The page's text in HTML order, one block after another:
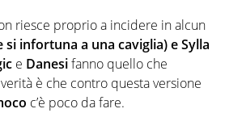
riesce proprio a incidere in alcun
si infortuna a una caviglia) e Sylla
e Danesifanno quello che
è che contro questa versione
c’è poco da fare.